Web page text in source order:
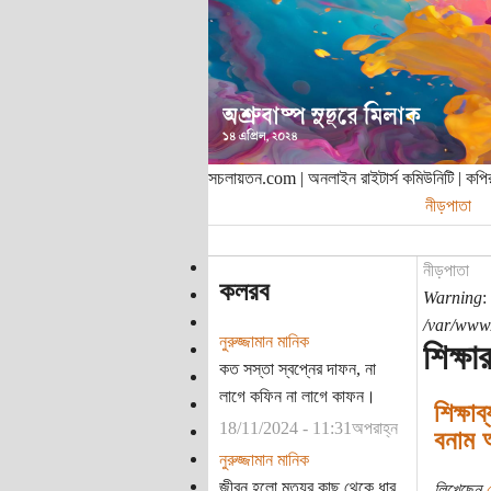
সচলায়তন.com | অনলাইন রাইটার্স কমিউনিটি |
নীড়পাতা
কলরব
নুরুজ্জামান মানিক
কত সস্তা স্বপ্নের দাফন, না
লাগে কফিন না লাগে কাফন।
18/11/2024 - 11:31অপরাহ্ন
নুরুজ্জামান মানিক
জীবন হলো মৃত্যুর কাছ থেকে ধার
নীড়পাতা
Warning:
/var/
বনাম